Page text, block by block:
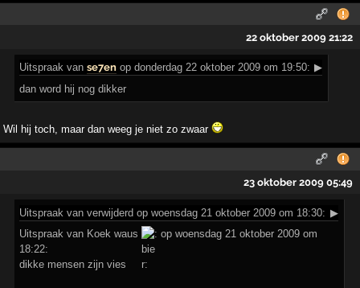
22 oktober 2009 21:22
Uitspraak vanse7en op donderdag 22 oktober 2009 om 19:50: ▶
dan word hij nog dikker
Wil hij toch, maar dan weeg je niet zo zwaar
23 oktober 2009 05:49
Uitspraak van verwijderd op woensdag 21 oktober 2009 om 18:30: ▶
Uitspraak van Koek waus
op woensdag 21 oktober 2009 om
18:22:
dikke mensen zijn vies